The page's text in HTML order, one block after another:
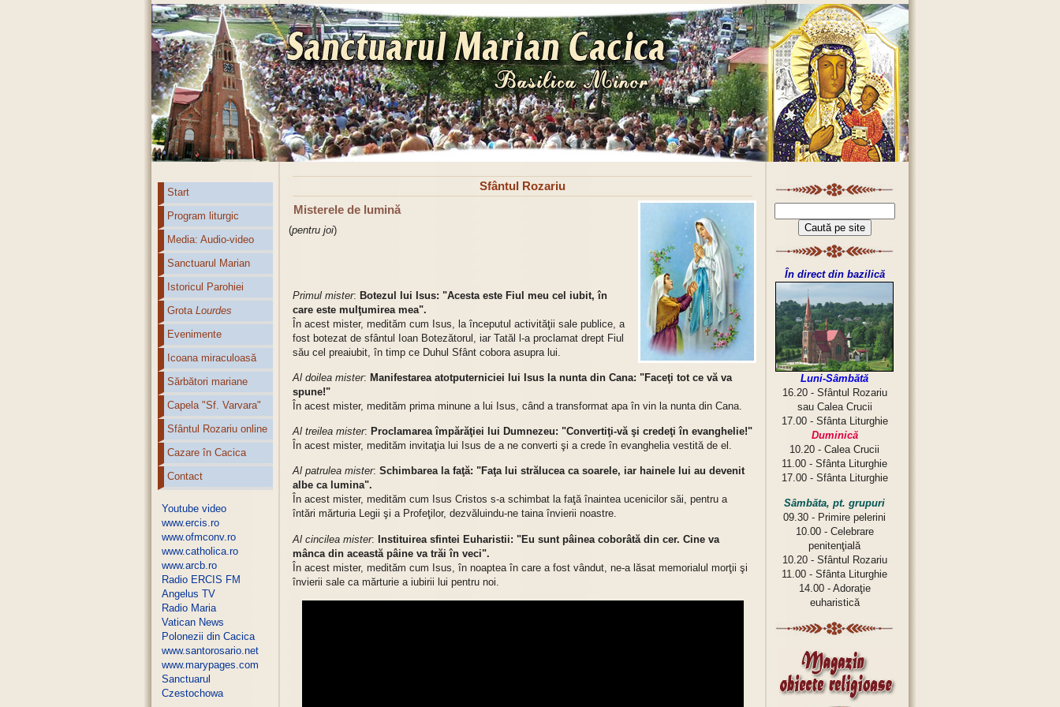
Start
Program liturgic
Media: Audio-video
Sanctuarul Marian
Istoricul Parohiei
Grota Lourdes
Evenimente
Icoana miraculoasă
Sărbători mariane
Capela "Sf. Varvara"
Sfântul Rozariu online
Cazare în Cacica
Contact
Youtube video
www.ercis.ro
www.ofmconv.ro
www.catholica.ro
www.arcb.ro
Radio ERCIS FM
Angelus TV
Radio Maria
Vatican News
Polonezii din Cacica
www.santorosario.net
www.marypages.com
Sanctuarul
Czestochowa
Sfântul Rozariu
Misterele de lumină
(pentru joi)
Primul mister: Botezul lui Isus: "Acesta este Fiul meu cel iubit, în
care este mulţumirea mea".
În acest mister, medităm cum Isus, la începutul activităţii sale publice, a
fost botezat de sfântul Ioan Botezătorul, iar Tatăl l-a proclamat drept Fiul
său cel preaiubit, în timp ce Duhul Sfânt cobora asupra lui.
Al doilea mister: Manifestarea atotputerniciei lui Isus la nunta din Cana: "Faceţi tot ce vă va
spune!"
În acest mister, medităm prima minune a lui Isus, când a transformat apa în vin la nunta din Cana.
Al treilea mister: Proclamarea împărăţiei lui Dumnezeu: "Convertiţi-vă şi credeţi în evanghelie!"
În acest mister, medităm invitaţia lui Isus de a ne converti şi a crede în evanghelia vestită de el.
Al patrulea mister: Schimbarea la faţă: "Faţa lui strălucea ca soarele, iar hainele lui au devenit
albe ca lumina".
În acest mister, medităm cum Isus Cristos s-a schimbat la faţă înaintea ucenicilor săi, pentru a
întări mărturia Legii şi a Profeţilor, dezvăluindu-ne taina învierii noastre.
Al cincilea mister: Instituirea sfintei Euharistii: "Eu sunt pâinea coborâtă din cer. Cine va
mânca din această pâine va trăi în veci".
În acest mister, medităm cum Isus, în noaptea în care a fost vândut, ne-a lăsat memorialul morţii şi
învierii sale ca mărturie a iubirii lui pentru noi.
În direct din bazilică
Luni-Sâmbătă
16.20 - Sfântul Rozariu
sau Calea Crucii
17.00 - Sfânta Liturghie
Duminică
10.20 - Calea Crucii
11.00 - Sfânta Liturghie
17.00 - Sfânta Liturghie
Sâmbăta, pt. grupuri
09.30 - Primire pelerini
10.00 - Celebrare
penitenţială
10.20 - Sfântul Rozariu
11.00 - Sfânta Liturghie
14.00 - Adoraţie
euharistică